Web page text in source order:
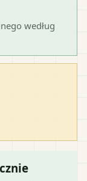
według